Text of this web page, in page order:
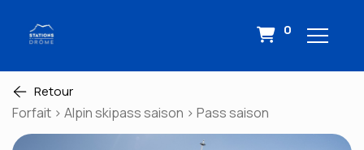
0
Retour
Forfait > Alpin skipass saison > Pass saison